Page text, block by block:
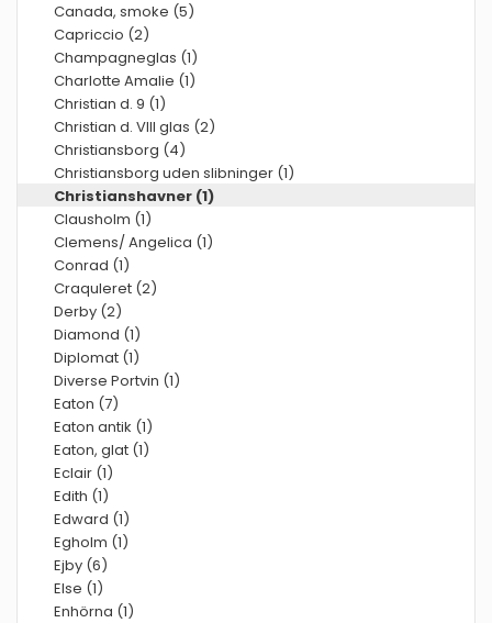
Canada, smoke (5)
Capriccio (2)
Champagneglas (1)
Charlotte Amalie (1)
Christian d. 9 (1)
Christian d. VIII glas (2)
Christiansborg (4)
Christiansborg uden slibninger (1)
Christianshavner (1)
Clausholm (1)
Clemens/ Angelica (1)
Conrad (1)
Craquleret (2)
Derby (2)
Diamond (1)
Diplomat (1)
Diverse Portvin (1)
Eaton (7)
Eaton antik (1)
Eaton, glat (1)
Eclair (1)
Edith (1)
Edward (1)
Egholm (1)
Ejby (6)
Else (1)
Enhörna (1)